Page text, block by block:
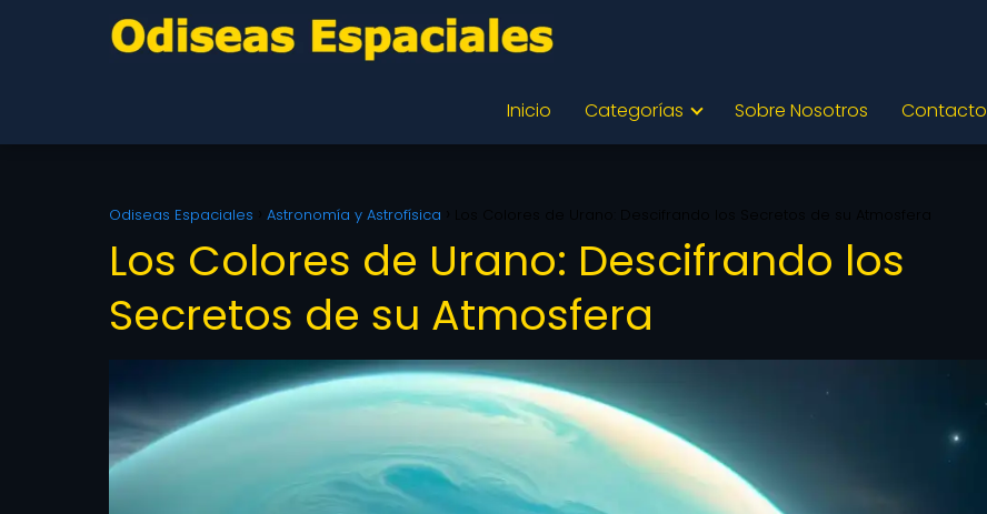
Inicio Categorías Sobre Nosotros Contacto
Odiseas Espaciales Astronomía y Astrofísica
Los Colores de Urano: Descifrando los
Secretos de su Atmosfera